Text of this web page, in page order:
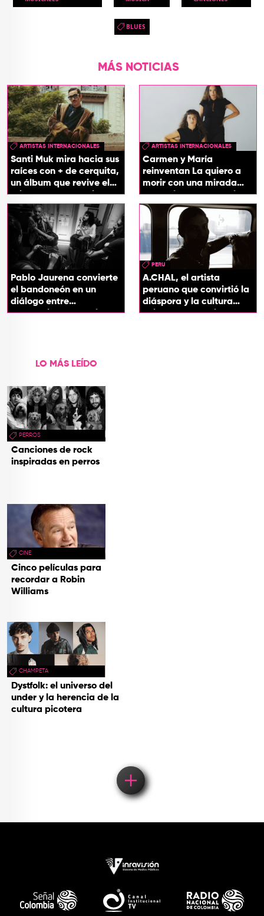
BLUES
MÁS NOTICIAS
ARTISTAS INTERNACIONALES
Santi Muk mira hacia sus
raíces con + de cerquita,
un álbum que revive el
origen de sus canciones
ARTISTAS INTERNACIONALES
Carmen y María
reinventan La quiero a
morir con una mirada
entre el flamenco y el
soul
Pablo Jaurena convierte
el bandoneón en un
diálogo entre
generaciones con el
PERU
A.CHAL, el artista
peruano que convirtió la
diáspora y la cultura
chicha en su sonido
LO MÁS LEÍDO
PERROS
Canciones de rock
inspiradas en perros
CINE
Cinco películas para
recordar a Robin
Williams
CHAMPETA
Dystfolk: el universo del
under y la herencia de la
cultura picotera